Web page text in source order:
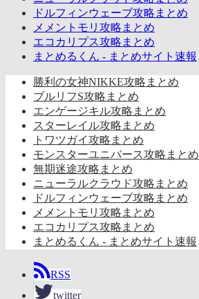
ドルフィンウェーブ攻略まとめ
メメントモリ攻略まとめ
エコカリプス攻略まとめ
まとめるくん - まとめサイト速報
勝利の女神NIKKE攻略まとめ
ブルリフS攻略まとめ
エンゲージキル攻略まとめ
スターレイル攻略まとめ
トワツガイ攻略まとめ
モンスターユニバース攻略まとめ
無期迷途攻略まとめ
ニューラルクラウド攻略まとめ
ドルフィンウェーブ攻略まとめ
メメントモリ攻略まとめ
エコカリプス攻略まとめ
まとめるくん - まとめサイト速報
RSS
twitter